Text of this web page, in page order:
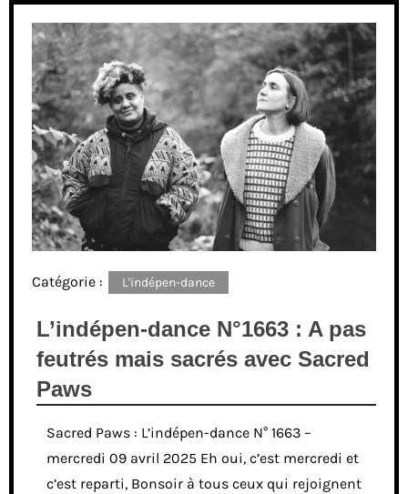
Catégorie : L'indépen-dance
L’indépen-dance N°1663 : A pas
feutrés mais sacrés avec Sacred
Paws
Sacred Paws : L’indépen-dance N° 1663 –
mercredi 09 avril 2025 Eh oui, c’est mercredi et
c’est reparti, Bonsoir à tous ceux qui rejoignent